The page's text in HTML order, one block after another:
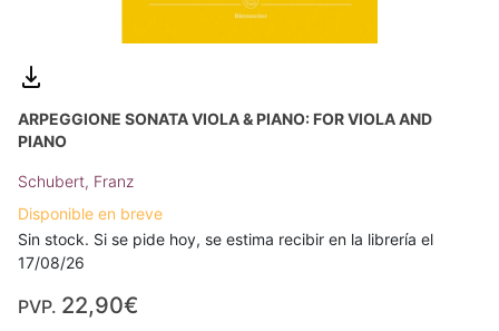
ARPEGGIONE SONATA VIOLA & PIANO: FOR VIOLA AND
PIANO
Schubert, Franz
Disponible en breve
Sin stock. Si se pide hoy, se estima recibir en la librería el
17/08/26
PVP. 22,90€